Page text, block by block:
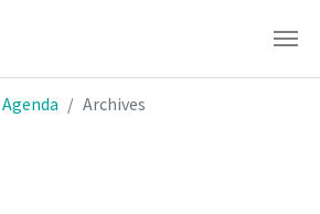
Agenda Archives